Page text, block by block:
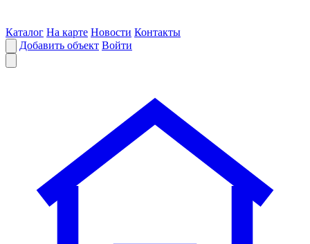
Каталог На карте Новости Контакты
Добавить объект Войти